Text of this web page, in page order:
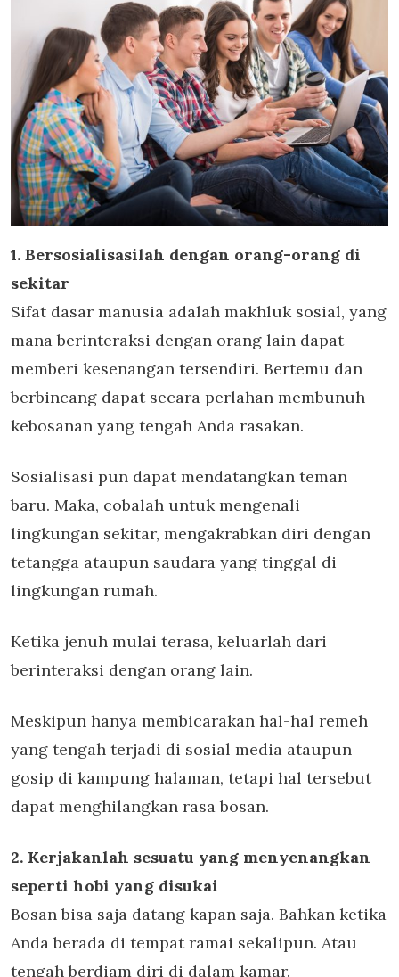
1. Bersosialisasilah dengan orang-orang di
sekitar
Sifat dasar manusia adalah makhluk sosial, yang
mana berinteraksi dengan orang lain dapat
memberi kesenangan tersendiri. Bertemu dan
berbincang dapat secara perlahan membunuh
kebosanan yang tengah Anda rasakan.
Sosialisasi pun dapat mendatangkan teman
baru. Maka, cobalah untuk mengenali
lingkungan sekitar, mengakrabkan diri dengan
tetangga ataupun saudara yang tinggal di
lingkungan rumah.
Ketika jenuh mulai terasa, keluarlah dari
berinteraksi dengan orang lain.
Meskipun hanya membicarakan hal-hal remeh
yang tengah terjadi di sosial media ataupun
gosip di kampung halaman, tetapi hal tersebut
dapat menghilangkan rasa bosan.
2. Kerjakanlah sesuatu yang menyenangkan
seperti hobi yang disukai
Bosan bisa saja datang kapan saja. Bahkan ketika
Anda berada di tempat ramai sekalipun. Atau
tengah berdiam diri di dalam kamar.